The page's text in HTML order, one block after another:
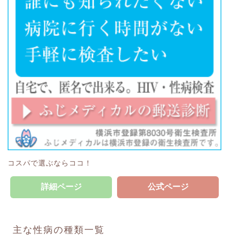
コスパで選ぶならココ！
詳細ページ 公式ページ
主な性病の種類一覧